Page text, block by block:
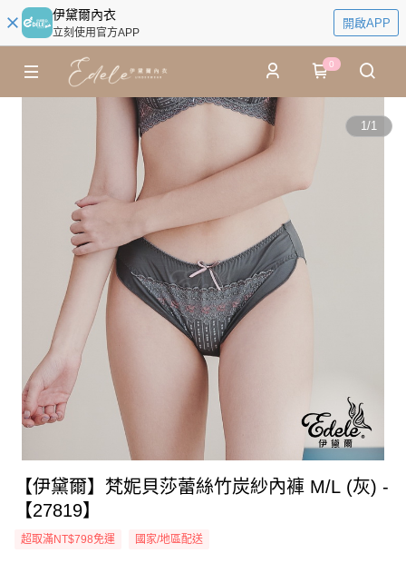
伊黛爾內衣
立刻使用官方APP
開啟APP
0
1/1
【伊黛爾】梵妮貝莎蕾絲竹炭紗內褲 M/L (灰) -
【27819】
超取滿NT$798免運 國家/地區配送